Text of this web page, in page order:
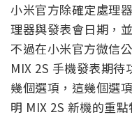
小米官方除確定處理
理器與發表會日期，
不過在小米官方微信
MIX 2S 手機發表期
幾個選項，這幾個選
明 MIX 2S 新機的重點